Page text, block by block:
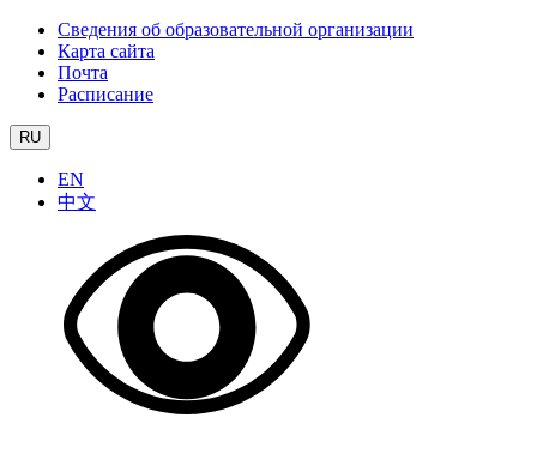
Сведения об образовательной организации
Карта сайта
Почта
Расписание
RU
EN
中文